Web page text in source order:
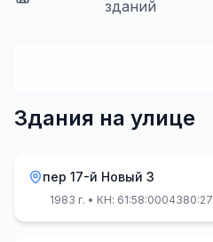
зданий
Здания на улице
пер 17-й Новый 3
1983 г. • КН: 61:58:0004380:27